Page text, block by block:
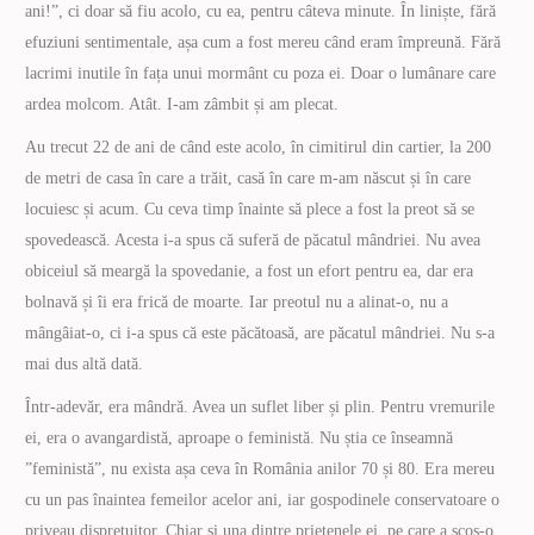
ani!”, ci doar să fiu acolo, cu ea, pentru câteva minute. În liniște, fără
efuziuni sentimentale, așa cum a fost mereu când eram împreună. Fără
lacrimi inutile în fața unui mormânt cu poza ei. Doar o lumânare care
ardea molcom. Atât. I-am zâmbit și am plecat.
Au trecut 22 de ani de când este acolo, în cimitirul din cartier, la 200
de metri de casa în care a trăit, casă în care m-am născut și în care
locuiesc și acum. Cu ceva timp înainte să plece a fost la preot să se
spovedească. Acesta i-a spus că suferă de păcatul mândriei. Nu avea
obiceiul să meargă la spovedanie, a fost un efort pentru ea, dar era
bolnavă și îi era frică de moarte. Iar preotul nu a alinat-o, nu a
mângâiat-o, ci i-a spus că este păcătoasă, are păcatul mândriei. Nu s-a
mai dus altă dată.
Într-adevăr, era mândră. Avea un suflet liber și plin. Pentru vremurile
ei, era o avangardistă, aproape o feministă. Nu știa ce înseamnă
”feministă”, nu exista așa ceva în România anilor 70 și 80. Era mereu
cu un pas înaintea femeilor acelor ani, iar gospodinele conservatoare o
priveau disprețuitor. Chiar și una dintre prietenele ei, pe care a scos-o